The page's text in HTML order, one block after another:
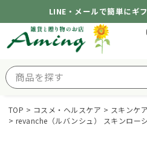
LINE・メールで簡単にギ
TOP コスメ・ヘルスケア スキンケア
revanche（ルバンシュ） スキンロー